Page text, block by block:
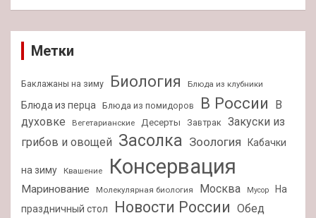
Метки
Баклажаны на зиму Биология Блюда из клубники
Блюда из перца Блюда из помидоров В России
В
духовке
Вегетарианские Десерты Завтрак Закуски из
грибов и овощей Засолка Зоология Кабачки
на зиму Квашение Консервация
Маринование Молекулярная биология Москва Мусор
На
праздничный стол
Новости России Обед